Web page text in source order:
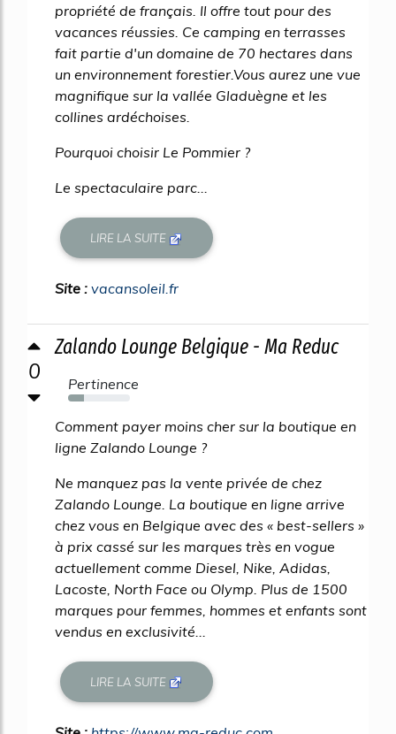
propriété de français. Il offre tout pour des
vacances réussies. Ce camping en terrasses
fait partie d'un domaine de 70 hectares dans
un environnement forestier.Vous aurez une vue
magnifique sur la vallée Gladuègne et les
collines ardéchoises.
Pourquoi choisir Le Pommier ?
Le spectaculaire parc...
LIRE LA SUITE
Site : vacansoleil.fr
0
Zalando Lounge Belgique - Ma Reduc
Pertinence
26%
Comment payer moins cher sur la boutique en
ligne Zalando Lounge ?
Ne manquez pas la vente privée de chez
Zalando Lounge. La boutique en ligne arrive
chez vous en Belgique avec des « best-sellers »
à prix cassé sur les marques très en vogue
actuellement comme Diesel, Nike, Adidas,
Lacoste, North Face ou Olymp. Plus de 1500
marques pour femmes, hommes et enfants sont
vendus en exclusivité...
LIRE LA SUITE